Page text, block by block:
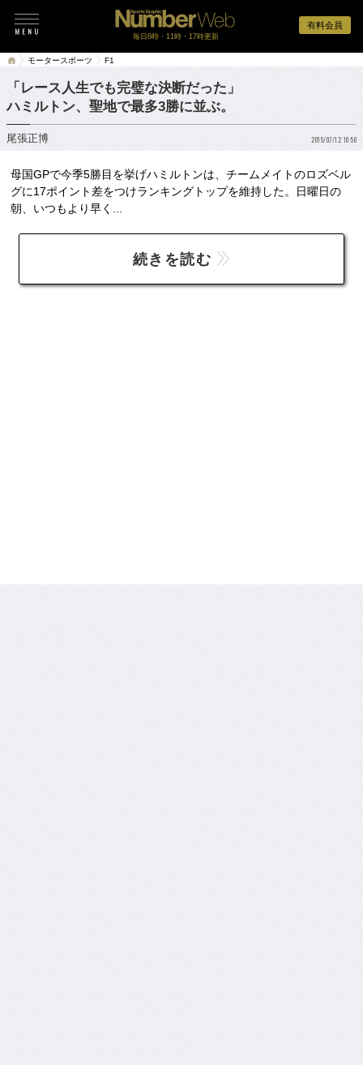
有料会員
毎日6時・11時・17時更新
モータースポーツ F1
「レース人生でも完璧な決断だった」
ハミルトン、聖地で最多3勝に並ぶ。
尾張正博 2015/07/12 10:50
母国GPで今季5勝目を挙げハミルトンは、チームメイトのロズベル
グに17ポイント差をつけランキングトップを維持した。日曜日の
朝、いつもより早く...
続きを読む